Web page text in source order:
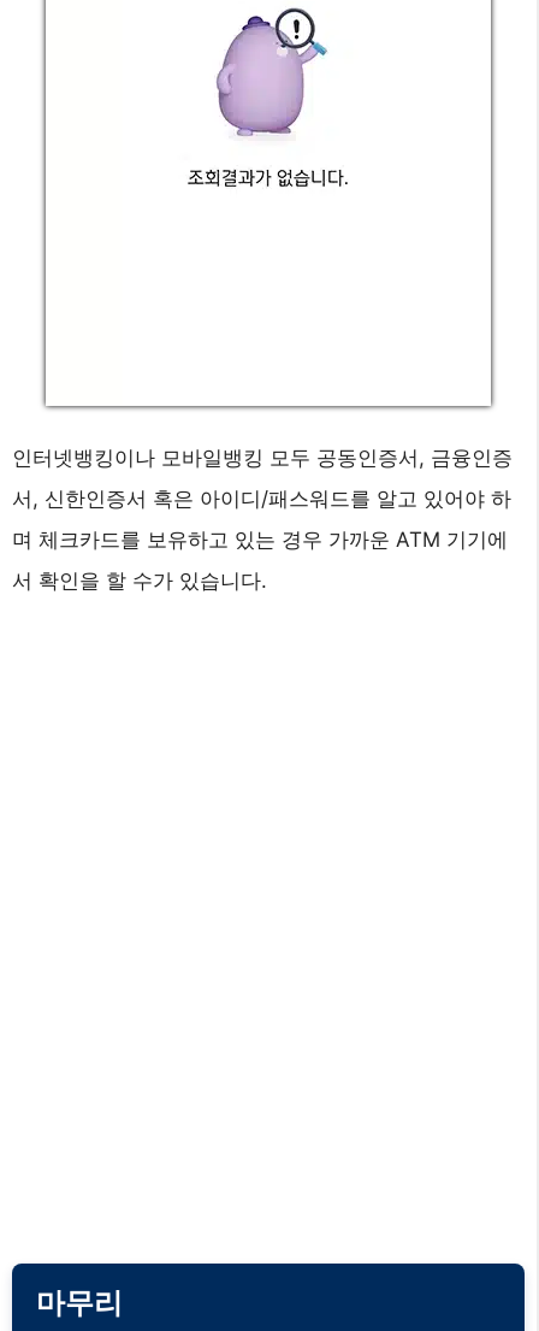
인터넷뱅킹이나 모바일뱅킹 모두 공동인증서, 금융인증
서, 신한인증서 혹은 아이디/패스워드를 알고 있어야 하
며 체크카드를 보유하고 있는 경우 가까운 ATM 기기에
서 확인을 할 수가 있습니다.
마무리